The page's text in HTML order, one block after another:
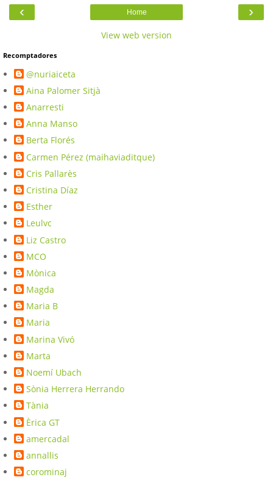
‹ ›
Home
View web version
Recomptadores
@nuriaiceta
Aina Palomer Sitjà
Anarresti
Anna Manso
Berta Florés
Carmen Pérez (maihaviaditque)
Cris Pallarès
Cristina Díaz
Esther
Leulvc
Liz Castro
MCO
Mònica
Magda
Maria B
Maria
Marina Vivó
Marta
Noemí Ubach
Sònia Herrera Herrando
Tània
Èrica GT
amercadal
annallis
corominaj